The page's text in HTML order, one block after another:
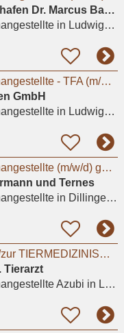
Pferdeklinik Ludwigshafen Dr. Marcus Bayer, Dr. Wigo Horstmann, Dr. Johanna Engl
in Ludwigshafen am Rhein, Maudach
Tiermedizinische Fachangestellte - TFA (m/w/d) – Ludwigshafen
GmbH
in Ludwigshafen am Rhein
Tiermedizinische Fachangestellte (m/w/d) gesucht/Teilzeit oder Vollzeit – Raum Saarlouis /
und Ternes
in Dillingen/Saar
Ausbildungsplatz zum/zur TIERMEDIZINISCHEN FACHANGESTELLTEN (m/w/d) 2026
Tierarzt
Azubi in Ludwigshafen am Rhein, Friesenheim/Nord